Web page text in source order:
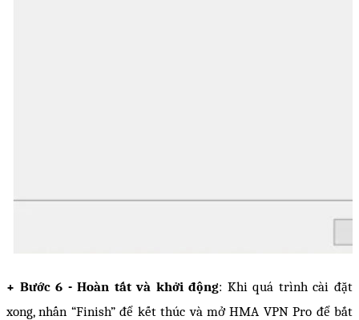
+ Bước 6 - Hoàn tất và khởi động: Khi quá trình cài đặt
xong, nhấn “Finish” để kết thúc và mở HMA VPN Pro để bắt